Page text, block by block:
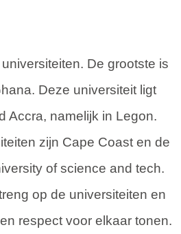
De grootste is
Deze universiteit ligt
Accra, namelijk in Legon.
zijn Cape Coast en de
of science and tech.
op de universiteiten en
respect voor elkaar tonen.